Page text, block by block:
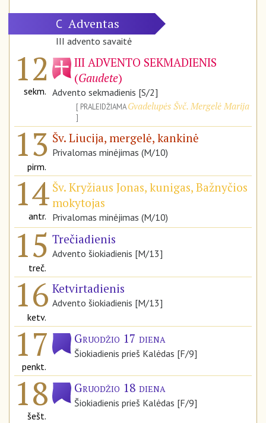
C Adventas
III advento savaitė
12
sekm.
III ADVENTO SEKMADIENIS
(Gaudete)
Advento sekmadienis [S/2]
PRALEIDŽIAMAGvadelupės Švč. Mergelė Marija
13
pirm.
Šv. Liucija, mergelė, kankinė
Privalomas minėjimas (M/10)
14
antr.
Šv. Kryžiaus Jonas, kunigas, Bažnyčios
mokytojas
Privalomas minėjimas (M/10)
15
treč.
Trečiadienis
Advento šiokiadienis [M/13]
16
ketv.
Ketvirtadienis
Advento šiokiadienis [M/13]
17
penkt.
Gruodžio 17 diena
Šiokiadienis prieš Kalėdas [F/9]
18
šešt.
Gruodžio 18 diena
Šiokiadienis prieš Kalėdas [F/9]